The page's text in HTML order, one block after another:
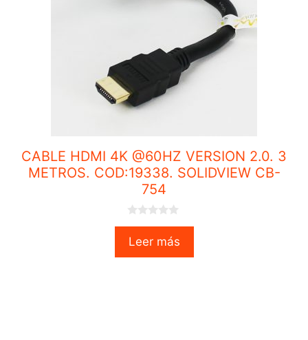
CABLE HDMI 4K @60HZ VERSION 2.0. 3
METROS. COD:19338. SOLIDVIEW CB-
754
u
Leer más